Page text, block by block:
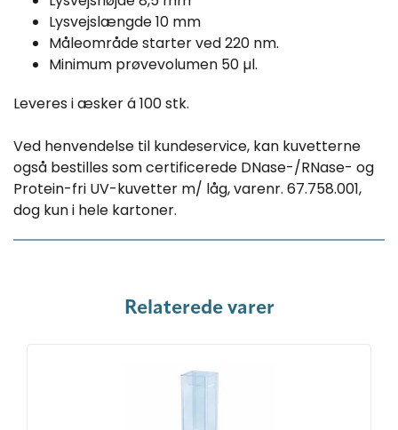
Lysvejslængde 10 mm
Måleområde starter ved 220 nm.
Minimum prøvevolumen 50 µl.
Leveres i æsker á 100 stk.
Ved henvendelse til kundeservice, kan kuvetterne
også bestilles som certificerede DNase-/RNase- og
Protein-fri UV-kuvetter m/ låg, varenr. 67.758.001,
dog kun i hele kartoner.
Relaterede varer